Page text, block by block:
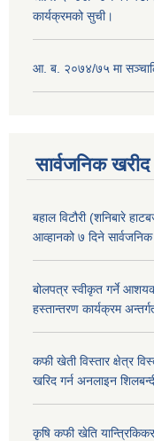
कार्यक्रमको सुची।
आ. ब. २०७४/७५ मा
सार्वजनिक
बहाल विटौरी (शनिबारे
आव्हानको ७ दिने
बोलपत्र स्वीकृत गर्ने
हस्तान्तरण कार्यक्रम
कफी खेती विस्तार क्षेत्र
खरिद गर्न अनलाइन
कृषि कफी खेति